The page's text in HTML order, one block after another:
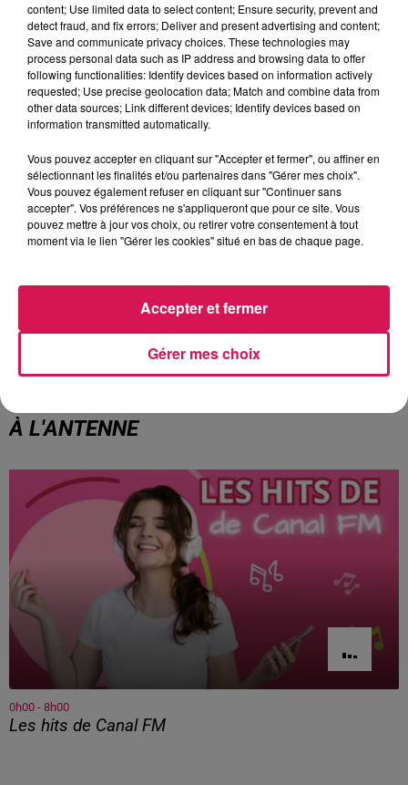
C’est un agriculteur qui a donné l’alerte lundi vers 20h. Il
s’agissait d’un engin datant de la 1ère guerre mondiale,
jugé potentiellement dangereux. Un périmètre de sécurité
d’un kilomètre à la ronde a donc été aussitôt instauré.
L’obus a ensuite été récupéré par l’armée Belge.
village
C’est un « ouf » de soulagement pour les parents d’élèves
de cette école qui depuis plusieurs semaines se battaient
d’un an, les élus misent sur de nouveaux projets pour
attirer de nouveaux élèves et donc augmenter les effectifs
de cette école, qui compte aujourd’hui une quarantaine
À L'ANTENNE
0h00 - 8h00
Les hits de Canal FM
content; Use limited data to select content; Ensure security, prevent and
detect fraud, and fix errors; Deliver and present advertising and content;
Save and communicate privacy choices. These technologies may
process personal data such as IP address and browsing data to offer
following functionalities: Identify devices based on information actively
requested; Use precise geolocation data; Match and combine data from
other data sources; Link different devices; Identify devices based on
information transmitted automatically.
Vous pouvez accepter en cliquant sur "Accepter et fermer", ou affiner en
sélectionnant les finalités et/ou partenaires dans "Gérer mes choix".
Vous pouvez également refuser en cliquant sur "Continuer sans
accepter". Vos préférences ne s'appliqueront que pour ce site. Vous
pouvez mettre à jour vos choix, ou retirer votre consentement à tout
moment via le lien "Gérer les cookies" situé en bas de chaque page.
Gérer mes choix
Accepter et fermer